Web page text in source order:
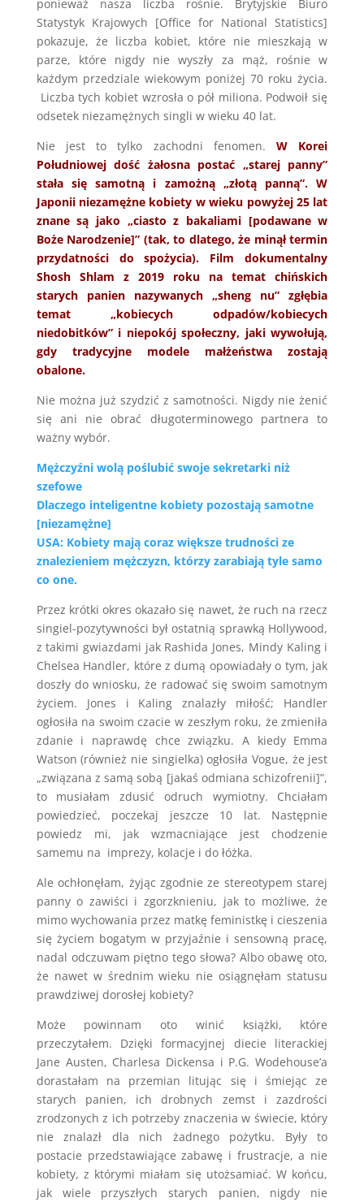
ponieważ nasza liczba rośnie. Brytyjskie Biuro
Statystyk Krajowych [Office for National Statistics]
pokazuje, że liczba kobiet, które nie mieszkają w
parze, które nigdy nie wyszły za mąż, rośnie w
każdym przedziale wiekowym poniżej 70 roku życia.
Liczba tych kobiet wzrosła o pół miliona. Podwoił się
odsetek niezamężnych singli w wieku 40 lat.
Nie jest to tylko zachodni fenomen. W Korei
Południowej dość żałosna postać „starej panny”
stała się samotną i zamożną „złotą panną”. W
Japonii niezamężne kobiety w wieku powyżej 25 lat
znane są jako „ciasto z bakaliami [podawane w
Boże Narodzenie]” (tak, to dlatego, że minął termin
przydatności do spożycia). Film dokumentalny
Shosh Shlam z 2019 roku na temat chińskich
starych panien nazywanych „sheng nu” zgłębia
temat „kobiecych odpadów/kobiecych
niedobitków” i niepokój społeczny, jaki wywołują,
gdy tradycyjne modele małżeństwa zostają
obalone.
Nie można już szydzić z samotności. Nigdy nie żenić
się ani nie obrać długoterminowego partnera to
ważny wybór.
Mężczyźni wolą poślubić swoje sekretarki niż
szefowe
Dlaczego inteligentne kobiety pozostają samotne
[niezamężne]
USA: Kobiety mają coraz większe trudności ze
znalezieniem mężczyzn, którzy zarabiają tyle samo
co one.
Przez krótki okres okazało się nawet, że ruch na rzecz
singiel-pozytywności był ostatnią sprawką Hollywood,
z takimi gwiazdami jak Rashida Jones, Mindy Kaling i
Chelsea Handler, które z dumą opowiadały o tym, jak
doszły do wniosku, że radować się swoim samotnym
życiem. Jones i Kaling znalazły miłość; Handler
ogłosiła na swoim czacie w zeszłym roku, że zmieniła
zdanie i naprawdę chce związku. A kiedy Emma
Watson (również nie singielka) ogłosiła Vogue, że jest
„związana z samą sobą [jakaś odmiana schizofrenii]”,
to musiałam zdusić odruch wymiotny. Chciałam
powiedzieć, poczekaj jeszcze 10 lat. Następnie
powiedz mi, jak wzmacniające jest chodzenie
samemu na imprezy, kolacje i do łóżka.
Ale ochłonęłam, żyjąc zgodnie ze stereotypem starej
panny o zawiści i zgorzknieniu, jak to możliwe, że
mimo wychowania przez matkę feministkę i cieszenia
się życiem bogatym w przyjaźnie i sensowną pracę,
nadal odczuwam piętno tego słowa? Albo obawę oto,
że nawet w średnim wieku nie osiągnęłam statusu
prawdziwej dorosłej kobiety?
Może powinnam oto winić książki, które
przeczytałem. Dzięki formacyjnej diecie literackiej
Jane Austen, Charlesa Dickensa i P.G. Wodehouse’a
dorastałam na przemian litując się i śmiejąc ze
starych panien, ich drobnych zemst i zazdrości
zrodzonych z ich potrzeby znaczenia w świecie, który
nie znalazł dla nich żadnego pożytku. Były to
postacie przedstawiające zabawę i frustracje, a nie
kobiety, z którymi miałam się utożsamiać. W końcu,
jak wiele przyszłych starych panien, nigdy nie